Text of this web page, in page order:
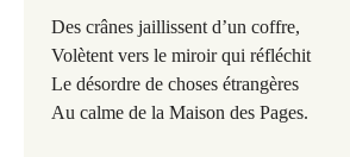
Des crânes jaillissent d’un coffre,
Volètent vers le miroir qui réfléchit
Le désordre de choses étrangères
Au calme de la Maison des Pages.